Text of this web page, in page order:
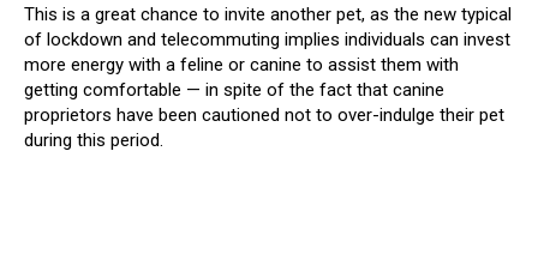
This is a great chance to invite another pet, as the new typical
of lockdown and telecommuting implies individuals can invest
more energy with a feline or canine to assist them with
getting comfortable — in spite of the fact that canine
proprietors have been cautioned not to over-indulge their pet
during this period.